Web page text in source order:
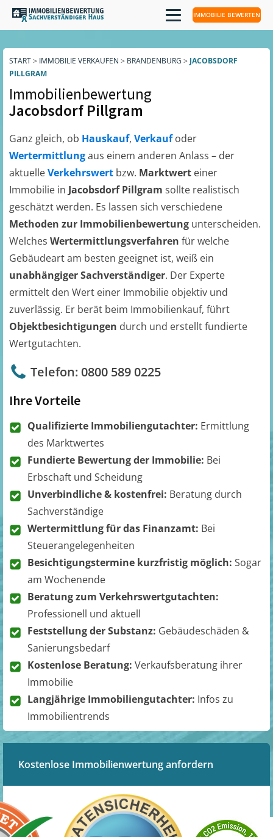
IMMOBILIE BEWERTEN
START> IMMOBILIE VERKAUFEN > BRANDENBURG > JACOBSDORF
PILLGRAM
Immobilienbewertung
Jacobsdorf Pillgram
Ganz gleich, ob Hauskauf, Verkaufoder
Wertermittlungaus einem anderen Anlass – der
aktuelleVerkehrswert bzw. Marktwert einer
Immobilie in Jacobsdorf Pillgram sollte realistisch
geschätzt werden. Es lassen sich verschiedene
Methoden zur Immobilienbewertung unterscheiden.
Welches Wertermittlungsverfahren für welche
Gebäudeart am besten geeignet ist, weiß ein
unabhängiger Sachverständiger. Der Experte
ermittelt den Wert einer Immobilie objektiv und
zuverlässig. Er berät beim Immobilienkauf, führt
Objektbesichtigungen durch und erstellt fundierte
Wertgutachten.
Telefon: 0800 589 0225
Ihre Vorteile
Qualifizierte Immobiliengutachter: Ermittlung
des Marktwertes
Fundierte Bewertung der Immobilie: Bei
Erbschaft und Scheidung
Unverbindliche & kostenfrei: Beratung durch
Sachverständige
Wertermittlung für das Finanzamt: Bei
Steuerangelegenheiten
Besichtigungstermine kurzfristig möglich: Sogar
am Wochenende
Beratung zum Verkehrswertgutachten:
Professionell und aktuell
Feststellung der Substanz: Gebäudeschäden &
Sanierungsbedarf
Kostenlose Beratung: Verkaufsberatung ihrer
Immobilie
Langjährige Immobiliengutachter: Infos zu
Immobilientrends
Kostenlose Immobilienwertung anfordern